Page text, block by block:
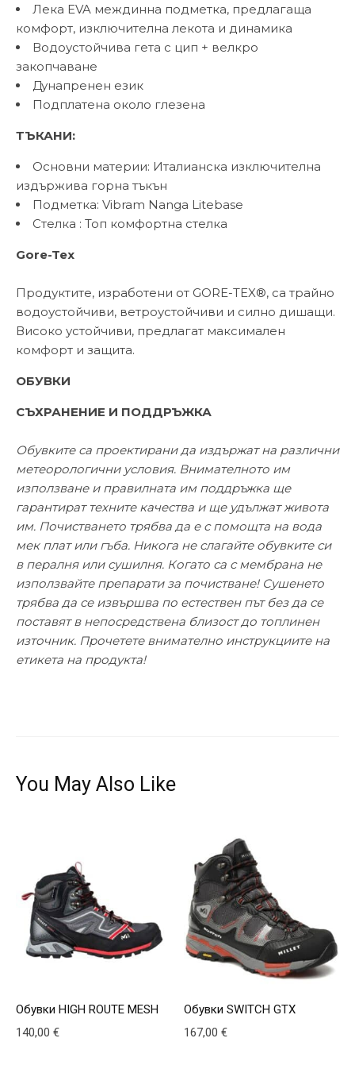
Лека EVA междинна подметка, предлагаща
комфорт, изключителна лекота и динамика
Водоустойчива гета с цип + велкро
закопчаване
Дунапренен език
Подплатена около глезена
ТЪКАНИ:
Основни материи: Италианска изключителна
издържива горна тъкън
Подметка: Vibram Nanga Litebase
Стелка : Топ комфортна стелка
Gore-Tex
Продуктите, изработени от GORE-TEX®, са трайно
водоустойчиви, ветроустойчиви и силно дишащи.
Високо устойчиви, предлагат максимален
комфорт и защита.
ОБУВКИ
СЪХРАНЕНИЕ И ПОДДРЪЖКА
Обувките са проектирани да издържат на различни
метеорологични условия. Внимателното им
използване и правилната им поддръжка ще
гарантират техните качества и ще удължат живота
им. Почистването трябва да е с помощта на вода
мек плат или гъба. Никога не слагайте обувките си
в пералня или сушилня. Когато са с мембрана не
използвайте препарати за почистване! Сушенето
трябва да се извършва по естествен път без да се
поставят в непосредствена близост до топлинен
източник. Прочетете внимателно инструкциите на
етикета на продукта!
You May Also Like
Обувки HIGH ROUTE MESH
140,00 €
Обувки SWITCH GTX
167,00€